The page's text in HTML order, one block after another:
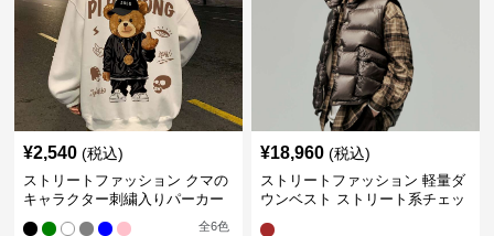
¥2,540 (税込)
ストリートファッション クマの
キャラクター刺繍入りパーカー
全6色
¥18,960 (税込)
ストリートファッション 軽量ダ
ウンベスト ストリート系チェッ